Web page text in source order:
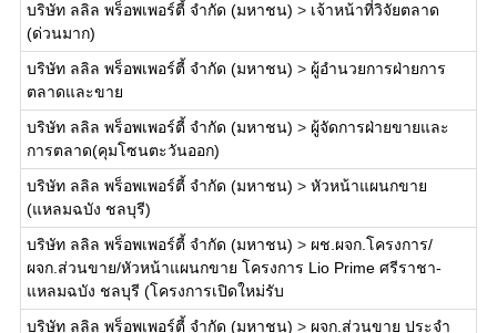
บริษัท ลลิล พร็อพเพอร์ตี้ จำกัด (มหาชน) > เจ้าหน้าที่วิจัยตลาด
(ด่วนมาก)
บริษัท ลลิล พร็อพเพอร์ตี้ จำกัด (มหาชน) > ผู้อำนวยการฝ่ายการ
ตลาดและขาย
บริษัท ลลิล พร็อพเพอร์ตี้ จำกัด (มหาชน) > ผู้จัดการฝ่ายขายและ
การตลาด(คุมโซนตะวันออก)
บริษัท ลลิล พร็อพเพอร์ตี้ จำกัด (มหาชน) > หัวหน้าแผนกขาย
(แหลมฉบัง ชลบุรี)
บริษัท ลลิล พร็อพเพอร์ตี้ จำกัด (มหาชน) > ผช.ผจก.โครงการ/
ผจก.ส่วนขาย/หัวหน้าแผนกขาย โครงการ Lio Prime ศรีราชา-
แหลมฉบัง ชลบุรี (โครงการเปิดใหม่รับ
บริษัท ลลิล พร็อพเพอร์ตี้ จำกัด (มหาชน) > ผจก.ส่วนขาย ประจำ